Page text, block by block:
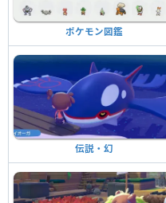
ポケモン図鑑
伝説・幻